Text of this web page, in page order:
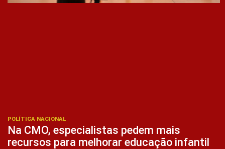
POLÍTICA NACIONAL
Na CMO, especialistas pedem mais
recursos para melhorar educação infantil